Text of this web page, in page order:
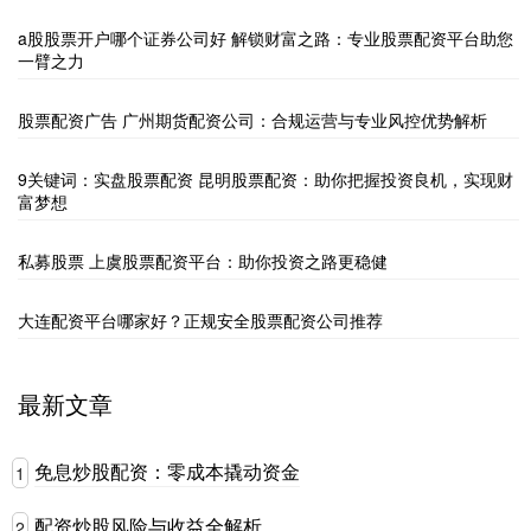
a股股票开户哪个证券公司好 解锁财富之路：专业股票配资平台助您
一臂之力
股票配资广告 广州期货配资公司：合规运营与专业风控优势解析
9关键词：实盘股票配资 昆明股票配资：助你把握投资良机，实现财
富梦想
私募股票 上虞股票配资平台：助你投资之路更稳健
大连配资平台哪家好？正规安全股票配资公司推荐
最新文章
1 免息炒股配资：零成本撬动资金